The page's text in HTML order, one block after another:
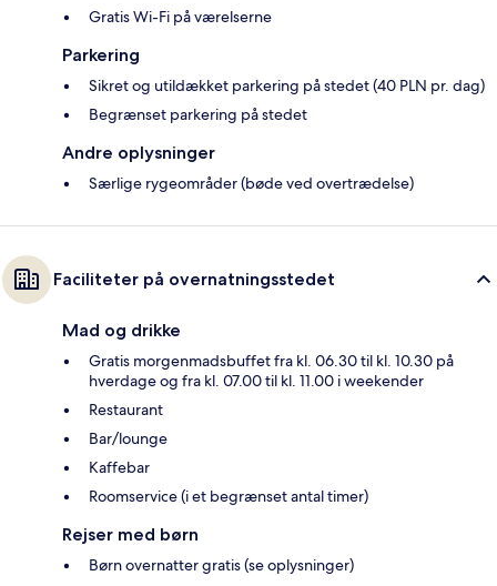
Gratis Wi-Fi på værelserne
Parkering
Sikret og utildækket parkering på stedet (40 PLN pr. dag)
Begrænset parkering på stedet
Andre oplysninger
Særlige rygeområder (bøde ved overtrædelse)
Faciliteter på overnatningsstedet
Mad og drikke
Gratis morgenmadsbuffet fra kl. 06.30 til kl. 10.30 på
hverdage og fra kl. 07.00 til kl. 11.00 i weekender
Restaurant
Bar/lounge
Kaffebar
Roomservice (i et begrænset antal timer)
Rejser med børn
Børn overnatter gratis (se oplysninger)